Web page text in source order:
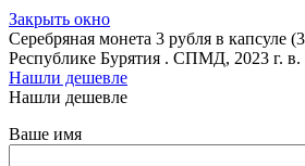
Закрыть окно
Серебряная монета 3 рубля в капсуле
Республике Бурятия . СПМД, 2023 г. в.
Нашли дешевле
Нашли дешевле
Ваше имя